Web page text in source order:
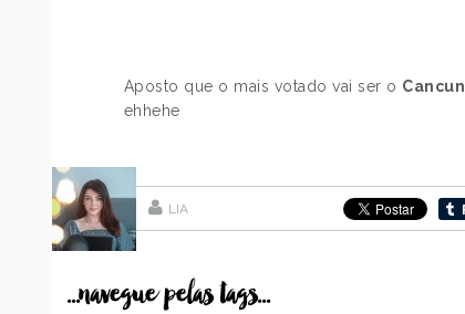
Aposto que o mais votado vai ser o Cancun
ehhehe
LIA
...navegue pelas tags...